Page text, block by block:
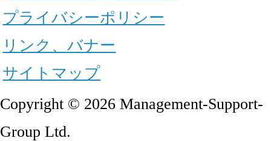
プライバシーポリシー
リンク、バナー
サイトマップ
Copyright © 2026 Management-Support-
Group Ltd.